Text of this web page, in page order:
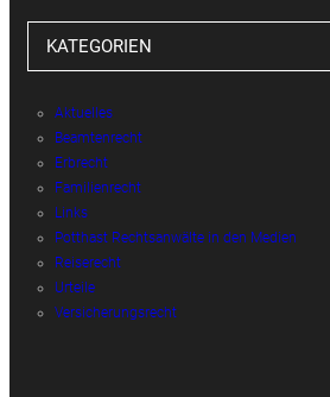
KATEGORIEN
Aktuelles
Beamtenrecht
Erbrecht
Familienrecht
Links
Potthast Rechtsanwälte in den Medien
Reiserecht
Urteile
Versicherungsrecht